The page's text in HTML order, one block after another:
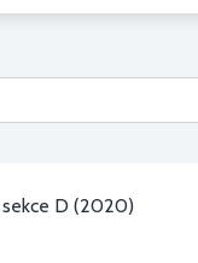
sekce D (2020)